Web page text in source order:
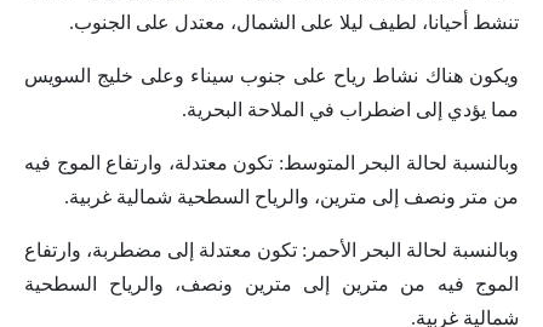
تنشط أحيانا، لطيف ليلا على الشمال، معتدل على الجنوب.
ويكون هناك نشاط رياح على جنوب سيناء وعلى خليج السويس
مما يؤدي إلى اضطراب في الملاحة البحرية.
وبالنسبة لحالة البحر المتوسط: تكون معتدلة، وارتفاع الموج فيه
من متر ونصف إلى مترين، والرياح السطحية شمالية غربية.
وبالنسبة لحالة البحر الأحمر: تكون معتدلة إلى مضطربة، وارتفاع
الموج فيه من مترين إلى مترين ونصف، والرياح السطحية
شمالية غربية.